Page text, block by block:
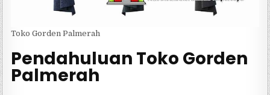
Toko Gorden Palmerah
Pendahuluan Toko Gorden
Palmerah